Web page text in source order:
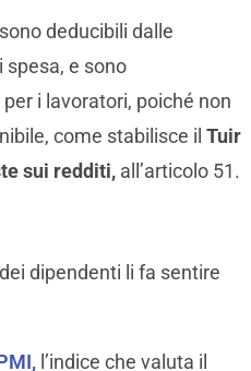
deducibili dalle
e sono
i lavoratori, poiché non
come stabilisce il Tuir
sui redditi, all’articolo 51.
dipendenti li fa sentire
l’indice che valuta il